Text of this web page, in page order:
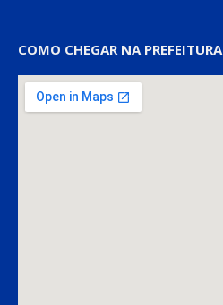
COMO CHEGAR NA PREFEITURA